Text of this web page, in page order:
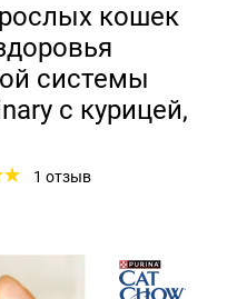
кошек
системы
с курицей,
1 отзыв